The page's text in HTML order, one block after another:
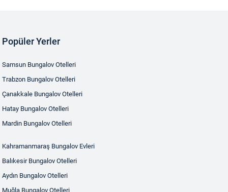
Popüler Yerler
Samsun Bungalov Otelleri
Trabzon Bungalov Otelleri
Çanakkale Bungalov Otelleri
Hatay Bungalov Otelleri
Mardin Bungalov Otelleri
Kahramanmaraş Bungalov Evleri
Balıkesir Bungalov Otelleri
Aydın Bungalov Otelleri
Muğla Bungalov Otelleri